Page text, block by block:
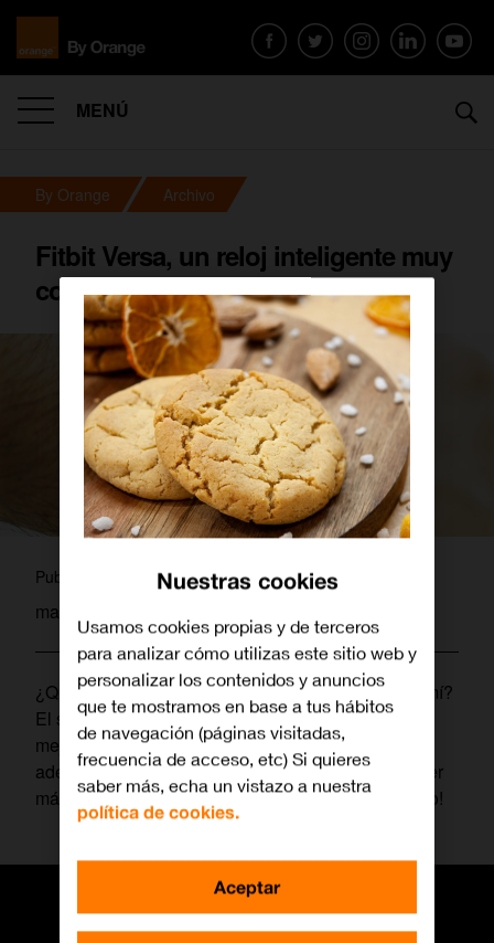
MENÚ
By Orange Archivo
Fitbit Versa, un reloj inteligente muy
completo
Publicado por
laura
mayo 30, 2019
¿Qué reloj inteligente es más recomendable para mí?
El smartwatchFitbit Versacuenta con una de las
mejores baterías, resistencia al agua, Fitbit Pay y
además con un entrenador personal, ¿quieres saber
más y por qué deberías comprarlo? ¡Mira este vídeo!
Nuestras cookies
Usamos cookies propias y de terceros
para analizar cómo utilizas este sitio web y
personalizar los contenidos y anuncios
que te mostramos en base a tus hábitos
de navegación (páginas visitadas,
frecuencia de acceso, etc) Si quieres
saber más, echa un vistazo a nuestra
política de cookies.
Aceptar